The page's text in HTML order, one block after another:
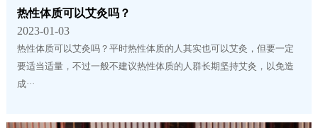
热性体质可以艾灸吗？
2023-01-03
热性体质可以艾灸吗？平时热性体质的人其实也可以艾灸，但要一定
要适当适量，不过一般不建议热性体质的人群长期坚持艾灸，以免造
成···